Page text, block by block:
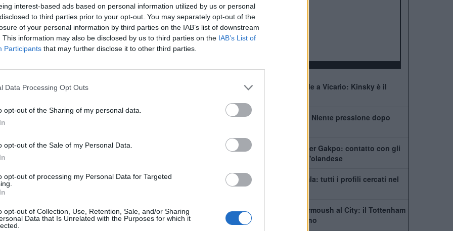
interest-based ads based on personal information utilized by us or personal
to third parties prior to your opt-out. You may separately opt-out of the
of your personal information by third parties on the IAB’s list of downstream
This information may also be disclosed by us to third parties on the IAB’s List of
Participants that may further disclose it to other third parties.
Data Processing Opt Outs
opt-out of the Sharing of my personal data.
opt-out of the Sale of my Personal Data.
opt-out of processing my Personal Data for Targeted
opt-out of Collection, Use, Retention, Sale, and/or Sharing
Data that Is Unrelated with the Purposes for which it
, il gioiellino classe 92′ ha dichiarato come l’obiettivo del
la validità della rosa e l’ottimo stato di forma, ed
Paulo Sousa sia una buona occasione per dimostrare il
ALBO D'ORO
Premier League:
FA Cup:
League Cup:
Tottenham, che succede a Vicario: Kinsky è il
De Zerbi: "Kulusevski? Niente pressione dopo
Tottenham scatenato per Gakpo: contatto con gli
agenti, De Zerbi vuole l'olandese
Il Tottenham cerca un'ala: tutti i profili cercati nel
mercato Spurs
Futuro in bilico per Marmoush al City: il Tottenham
si inserisce per l'egiziano